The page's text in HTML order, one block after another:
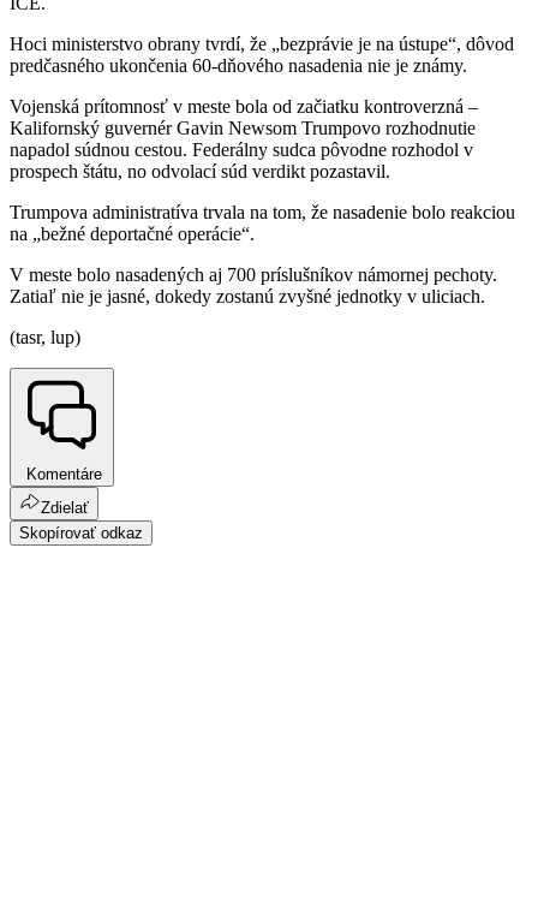
Hoci ministerstvo obrany tvrdí, že „bezprávie je na ústupe“, dôvod
predčasného ukončenia 60-dňového nasadenia nie je známy.
Vojenská prítomnosť v meste bola od začiatku kontroverzná –
Kalifornský guvernér Gavin Newsom Trumpovo rozhodnutie
napadol súdnou cestou. Federálny sudca pôvodne rozhodol v
prospech štátu, no odvolací súd verdikt pozastavil.
Trumpova administratíva trvala na tom, že nasadenie bolo reakciou
na „bežné deportačné operácie“.
V meste bolo nasadených aj 700 príslušníkov námornej pechoty.
Zatiaľ nie je jasné, dokedy zostanú zvyšné jednotky v uliciach.
(tasr, lup)
Komentáre
Zdielať
Skopírovať odkaz